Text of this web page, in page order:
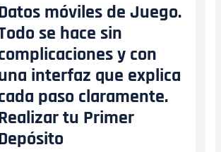
móviles de Juego.
se hace sin
y con
interfaz que explica
paso claramente.
tu Primer